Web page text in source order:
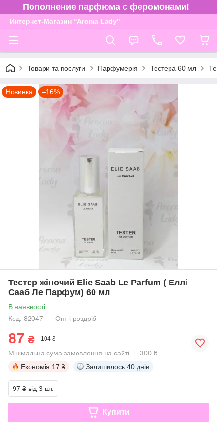
Пополнение парфюма с феромонами!
Интернет-Магазин "Aroma Lady"
Товари та послуги Парфумерія Тестера 60 мл
Новинка –16%
Тестер жіночий Elie Saab Le Parfum ( Еллі
Сааб Ле Парфум) 60 мл
В наявності
Код: 82047
Опт і роздріб
87 ₴ 104 ₴
Мінімальна сума замовлення на сайті — 300 ₴
Економія 17 ₴ Залишилось 40 днів
97 ₴ від 3 шт.
Купити